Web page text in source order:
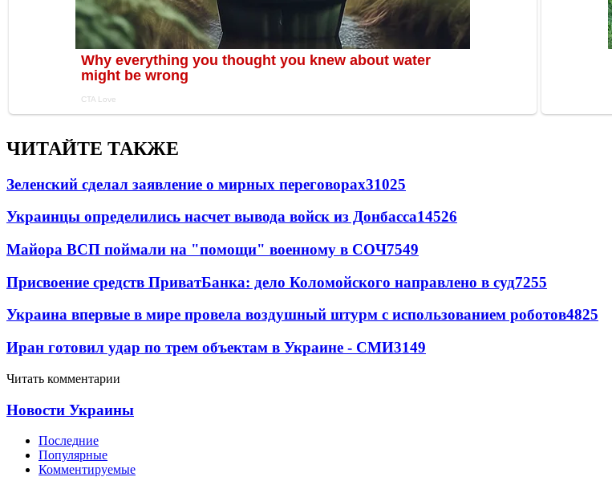
ЧИТАЙТЕ ТАКЖЕ
Зеленский сделал заявление о мирных переговорах31025
Украинцы определились насчет вывода войск из Донбасса14526
Майора ВСП поймали на "помощи" военному в СОЧ7549
Присвоение средств ПриватБанка: дело Коломойского направлено в суд7255
Украина впервые в мире провела воздушный штурм с использованием роботов4825
Иран готовил удар по трем объектам в Украине - СМИ3149
Читать комментарии
Новости Украины
Последние
Популярные
Комментируемые